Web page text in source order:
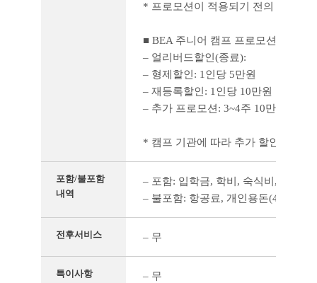
* 프로모션이 적용되기 전의 정가 금
■ BEA 주니어 캠프 프로모션
– 얼리버드할인(종료):
– 형제할인: 1인당 5만원
– 재등록할인: 1인당 10만원
– 추가 프로모션: 3~4주 10만원
* 캠프 기관에 따라 추가 할인이 가
포함/불포함
내역
– 포함: 입학금, 학비, 숙식비, 서류비
– 불포함: 항공료, 개인용돈(4주
전후서비스 – 무
특이사항 – 무
BEA주니어캠프(백
악관)